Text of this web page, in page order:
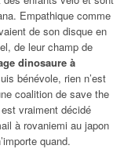
Empathique comme
de son disque en
de leur champ de
dinosaure à
bénévole, rien n’est
coalition de save the
vraiment décidé
à rovaniemi au japon
quand.